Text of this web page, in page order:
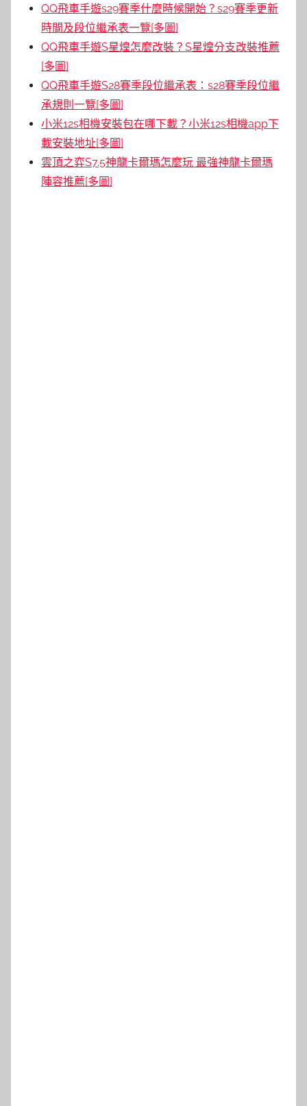
QQ飛車手遊s29賽季什麼時候開始？s29賽季更新
時間及段位繼承表一覽[多圖]
QQ飛車手遊S星煌怎麼改裝？S星煌分支改裝推薦
[多圖]
QQ飛車手遊S28賽季段位繼承表：s28賽季段位繼
承規則一覽[多圖]
小米12s相機安裝包在哪下載？小米12s相機app下
載安裝地址[多圖]
雲頂之弈S7.5神龍卡爾瑪怎麼玩 最強神龍卡爾瑪
陣容推薦[多圖]